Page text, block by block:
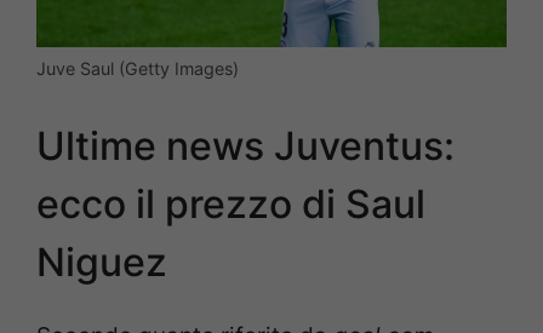
Juve Saul (Getty Images)
Ultime news Juventus:
ecco il prezzo di Saul
Niguez